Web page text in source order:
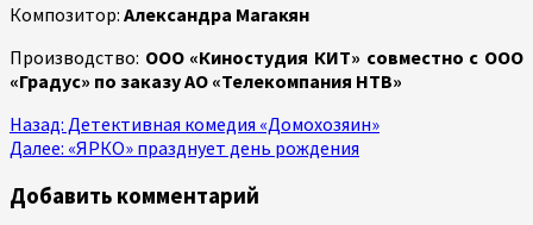
Композитор: Александра Магакян
Производство: ООО «Киностудия КИТ» совместно с ООО
«Градус» по заказу АО «Телекомпания НТВ»
Продолжить
чтение
Назад: Детективная комедия «Домохозяин»
Далее: «ЯРКО» празднует день рождения
Добавить комментарий